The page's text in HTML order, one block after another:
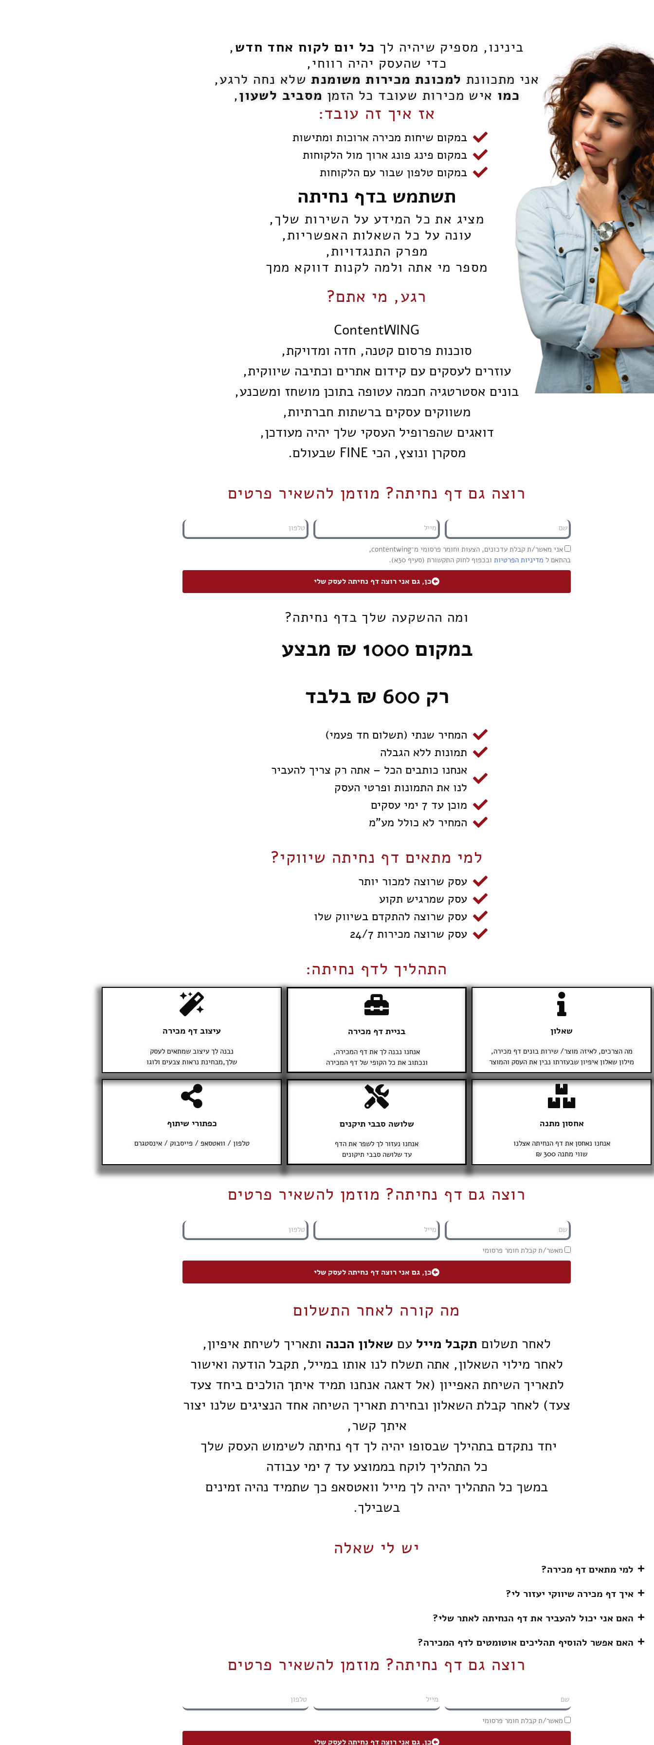
בינינו, מספיק שיהיה לך כל יום לקוח אחד חדש,
כדי שהעסק יהיה רווחי,
אני מתכוונת למכונת מכירות משומנת שלא נחה לרגע,
כמו איש מכירות שעובד כל הזמן מסביב לשעון,
אז איך זה עובד:
במקום שיחות מכירה ארוכות ומתישות
במקום פינג פונג ארוך מול הלקוחות
במקום טלפון שבור עם הלקוחות
תשתמש בדף נחיתה
מציג את כל המידע על השירות שלך,
עונה על כל השאלות האפשריות,
מפרק התנגדויות,
מספר מי אתה ולמה לקנות דווקא ממך
רגע, מי אתם?
ContentWING
סוכנות פרסום קטנה, חדה ומדויקת,
עוזרים לעסקים עם קידום אתרים וכתיבה שיווקית,
בונים אסטרטגיה חכמה עטופה בתוכן מושחז ומשכנע,
משווקים עסקים ברשתות חברתיות,
דואגים שהפרופיל העסקי שלך יהיה מעודכן,
מסקרן ונוצץ, הכי FINE שבעולם.
רוצה גם דף נחיתה? מוזמן להשאיר פרטים
אני מאשר/ת קבלת עדכונים, הצעות וחומר פרסומי מ־contentwing,
בהתאם ל מדיניות הפרטיות ובכפוף לחוק התקשורת (סעיף 30א).
כן, גם אני רוצה דף נחיתה לעסק שלי
ומה ההשקעה שלך בדף נחיתה?
במקום 1000 ₪
מבצע
רק 600 ₪ בלבד
המחיר שנתי (תשלום חד פעמי)
תמונות ללא הגבלה
אנחנו כותבים הכל – אתה רק צריך להעביר
לנו את התמונות ופרטי העסק
מוכן עד 7 ימי עסקים
המחיר לא כולל מע"מ
למי מתאים דף נחיתה שיווקי?
עסק שרוצה למכור יותר
עסק שמרגיש תקוע
עסק שרוצה להתקדם בשיווק שלו
עסק שרוצה מכירות 24/7
התהליך לדף נחיתה:
שאלון
מה הצרכים, לאיזה מוצר/ שירות בונים דף מכירה,
מילון שאלון איפיון שבעזרתו נבין את העסק והמוצר
בניית דף מכירה
אנחנו נבנה לך את דף המכירה,
ונכתוב את כל הקופי של דף המכירה
עיצוב דף מכירה
נבנה לך עיצוב שמתאים לעסק
שלך,מבחינת נראות צבעים ולוגו
אחסון מתנה
אנחנו נאחסן את דף הנחיתה אצלנו
שווי מתנה 300 ₪
שלושה סבבי תיקנים
אנחנו נעזור לך לשפר את הדף
עד שלושה סבבי תיקונים
כפתורי שיתוף
טלפון / וואטסאפ / פייסבוק / אינסטגרם
רוצה גם דף נחיתה? מוזמן להשאיר פרטים
מאשר/ת קבלת חומר פרסומי
כן, גם אני רוצה דף נחיתה לעסק שלי
מה קורה לאחר התשלום
לאחר תשלום תקבל מייל עם שאלון הכנה ותאריך לשיחת איפיון,
לאחר מילוי השאלון, אתה תשלח לנו אותו במייל, תקבל הודעה ואישור
לתאריך השיחת האפייון (אל דאגה אנחנו תמיד איתך הולכים ביחד צעד
צעד) לאחר קבלת השאלון ובחירת תאריך השיחה אחד הנציגים שלנו יצור
איתך קשר,
יחד נתקדם בתהילך שבסופו יהיה לך דף נחיתה לשימוש העסק שלך
כל התהליך לוקח בממוצע עד 7 ימי עבודה
במשך כל התהליך יהיה לך מייל וואטסאפ כך שתמיד נהיה זמינים
בשבילך.
יש לי שאלה
למי מתאים דף מכירה?
איך דף מכירה שיווקי יעזור לי?
האם אני יכול להעביר את דף הנחיתה לאתר שלי?
האם אפשר להוסיף תהליכים אוטומטים לדף המכירה?
רוצה גם דף נחיתה? מוזמן להשאיר פרטים
מאשר/ת קבלת חומר פרסומי
כן, גם אני רוצה דף נחיתה לעסק שלי